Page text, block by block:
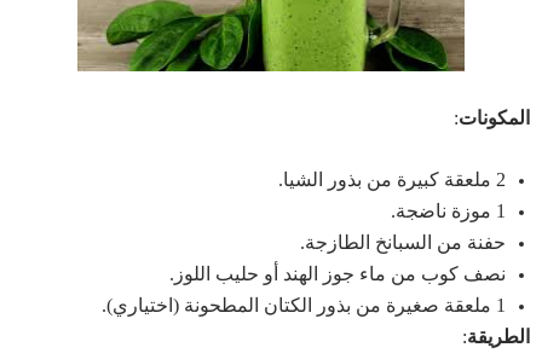
المكونات:
2 ملعقة كبيرة من بذور الشيا.
1 موزة ناضجة.
حفنة من السبانخ الطازجة.
نصف كوب من ماء جوز الهند أو حليب اللوز.
1 ملعقة صغيرة من بذور الكتان المطحونة (اختياري).
الطريقة: